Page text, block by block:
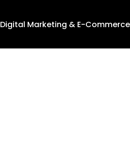
Digital Marketing & E-Commerce